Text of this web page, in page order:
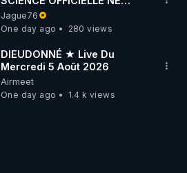
CONNAÎT-ELLE PAS LA VRAIE
ORIGINE DU PÉTROLE ?
Jague76
One day ago
280 views
DIEUDONNÉ ★ Live Du
Mercredi 5 Août 2026
Airmeet
One day ago
1.4 k views